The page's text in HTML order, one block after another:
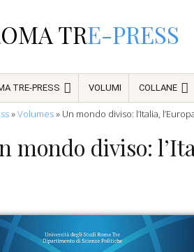
TRE-PRESS
TRE-PRESS VOLUMI COLLANE
»Volumes» Un mondo diviso: l’Italia,
mondo diviso: